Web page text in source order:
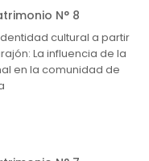
N° 8
cultural a partir
La influencia de la
en la comunidad de